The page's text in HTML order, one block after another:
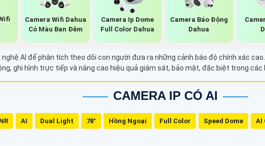
Camera Wifi Dahua
Có Màu Ban Đêm
Camera Ip Dome
Full Color Dahua
Camera Báo Động
Dahua
AI để phân tích theo dõi con người đưa ra những cảnh báo độ chính xác
ghi hình trực tiếp và nâng cao hiệu quả giám sát, bảo mật, đặc biệt trong các
CAMERA IP CÓ AI
AI Dual Light 78° Hồng Ngoại Full Color Speed Dome AI